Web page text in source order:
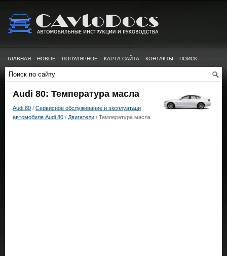
ГЛАВНАЯ НОВОЕ ПОПУЛЯРНОЕ КАРТА САЙТА КОНТАКТЫ ПОИСК
Audi 80: Температура масла
Audi 80 / Сервисное обслуживание и эксплуатаци
автомобиля Audi 80 / Двигатели / Температура масла